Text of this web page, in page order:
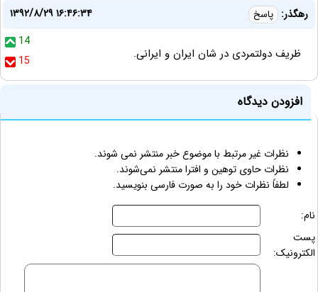
رهگذر: پاسخ
۱۳۹۲/۸/۲۹ ۱۶:۴۶:۳۴
14
15
ظریف دولتمردی در شان ایران و ایرانی.
افزودن دیدگاه
نظرات غیر مرتبط با موضوع خبر منتشر نمی شوند.
نظرات حاوی توهین و افترا منتشر نمی‌شوند.
لطفاً نظرات خود را به صورت فارسی بنویسید.
نام:
پست
الکترونیک: